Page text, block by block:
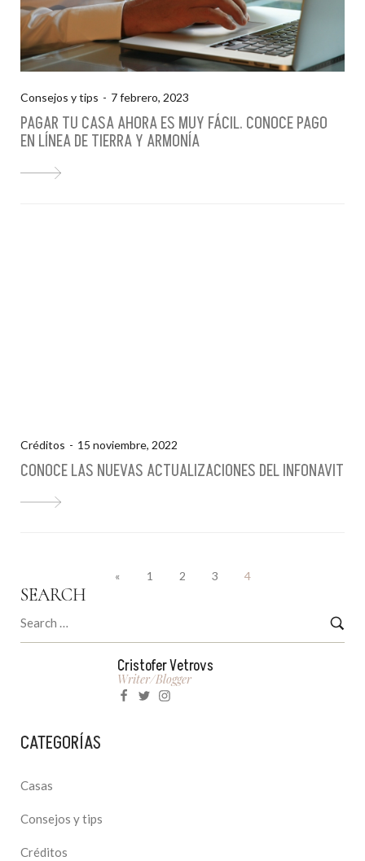
Consejos y tips 7 febrero, 2023
PAGAR TU CASA AHORA ES MUY FÁCIL. CONOCE PAGO
EN LÍNEA DE TIERRA Y ARMONÍA
Créditos 15 noviembre, 2022
CONOCE LAS NUEVAS ACTUALIZACIONES DEL INFONAVIT
« 1 2 3 4
SEARCH
Cristofer Vetrovs
Writer/blogger
CATEGORÍAS
Casas
Consejos y tips
Créditos